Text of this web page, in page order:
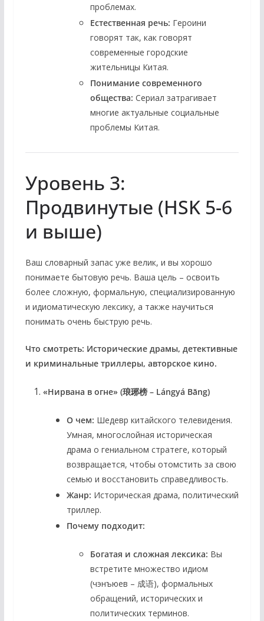
проблемах.
Естественная речь: Героини
говорят так, как говорят
современные городские
жительницы Китая.
Понимание современного
общества: Сериал затрагивает
многие актуальные социальные
проблемы Китая.
Уровень 3:
Продвинутые (HSK 5-6
и выше)
Ваш словарный запас уже велик, и вы хорошо
понимаете бытовую речь. Ваша цель – освоить
более сложную, формальную, специализированную
и идиоматическую лексику, а также научиться
понимать очень быструю речь.
Что смотреть: Исторические драмы, детективные
и криминальные триллеры, авторское кино.
«Нирвана в огне» (琅琊榜 – Lángyá Bǎng)
О чем: Шедевр китайского телевидения.
Умная, многослойная историческая
драма о гениальном стратеге, который
возвращается, чтобы отомстить за свою
семью и восстановить справедливость.
Жанр: Историческая драма, политический
триллер.
Почему подходит:
Богатая и сложная лексика: Вы
встретите множество идиом
(чэнъюев – 成语), формальных
обращений, исторических и
политических терминов.